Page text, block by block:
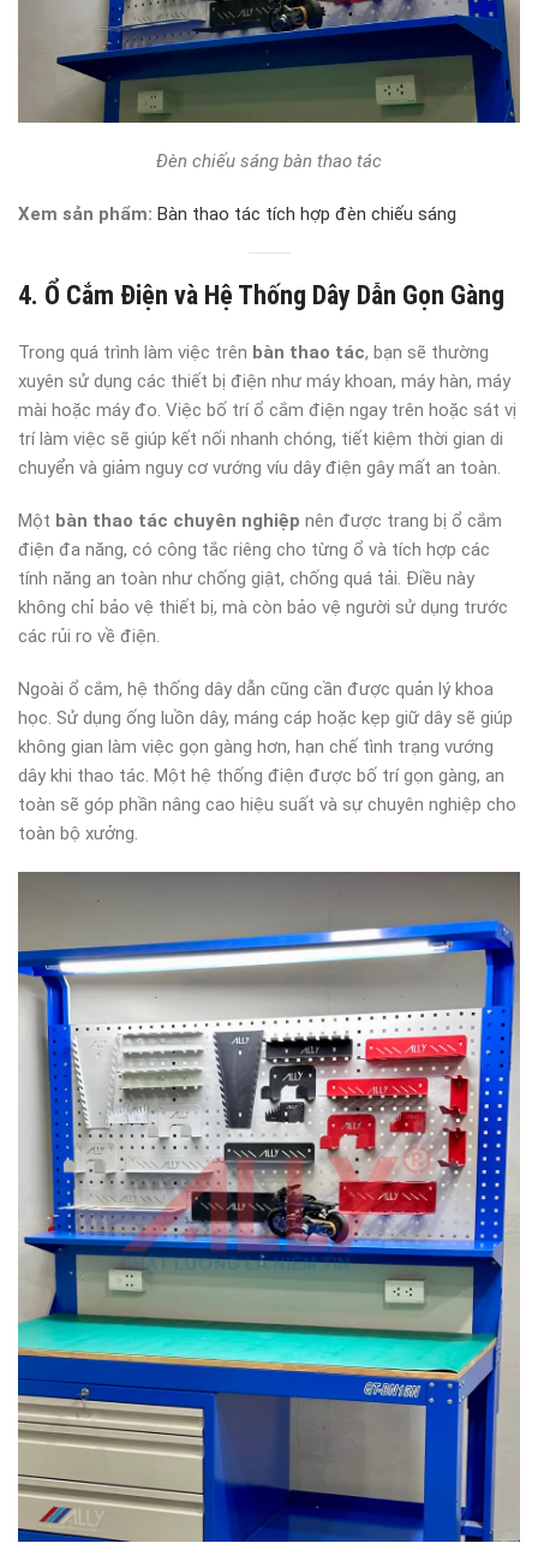
Đèn chiếu sáng bàn thao tác
Xem sản phẩm: Bàn thao tác tích hợp đèn chiếu sáng
4. Ổ Cắm Điện và Hệ Thống Dây Dẫn Gọn Gàng
Trong quá trình làm việc trên bàn thao tác, bạn sẽ thường
xuyên sử dụng các thiết bị điện như máy khoan, máy hàn, máy
mài hoặc máy đo. Việc bố trí ổ cắm điện ngay trên hoặc sát vị
trí làm việc sẽ giúp kết nối nhanh chóng, tiết kiệm thời gian di
chuyển và giảm nguy cơ vướng víu dây điện gây mất an toàn.
Một bàn thao tác chuyên nghiệp nên được trang bị ổ cắm
điện đa năng, có công tắc riêng cho từng ổ và tích hợp các
tính năng an toàn như chống giật, chống quá tải. Điều này
không chỉ bảo vệ thiết bị, mà còn bảo vệ người sử dụng trước
các rủi ro về điện.
Ngoài ổ cắm, hệ thống dây dẫn cũng cần được quản lý khoa
học. Sử dụng ống luồn dây, máng cáp hoặc kẹp giữ dây sẽ giúp
không gian làm việc gọn gàng hơn, hạn chế tình trạng vướng
dây khi thao tác. Một hệ thống điện được bố trí gọn gàng, an
toàn sẽ góp phần nâng cao hiệu suất và sự chuyên nghiệp cho
toàn bộ xưởng.